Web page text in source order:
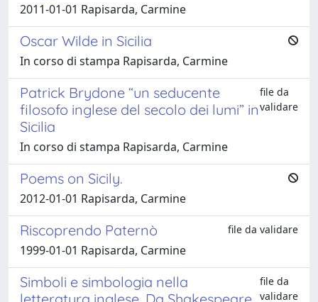
2011-01-01 Rapisarda, Carmine
Oscar Wilde in Sicilia
In corso di stampa Rapisarda, Carmine
Patrick Brydone “un seducente
filosofo inglese del secolo dei lumi” in
Sicilia
file da
validare
In corso di stampa Rapisarda, Carmine
Poems on Sicily.
2012-01-01 Rapisarda, Carmine
Riscoprendo Paternò file da validare
1999-01-01 Rapisarda, Carmine
Simboli e simbologia nella
file da
validare